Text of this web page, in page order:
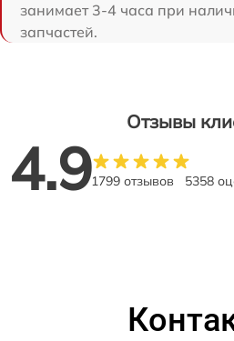
занимает 3-4 часа при
запчастей.
Отзывы
4.91799 отзывов 5358